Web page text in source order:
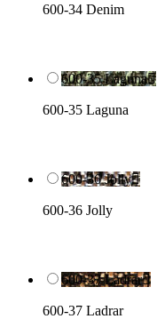
600-34 Denim
600-35 Laguna
600-35 Laguna
600-36 Jolly
600-36 Jolly
600-37 Ladrar
600-37 Ladrar